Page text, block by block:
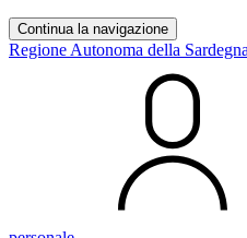
Continua la navigazione
Regione Autonoma della Sardegna